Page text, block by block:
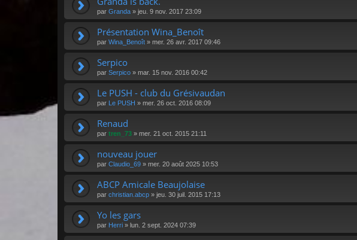
par Granda » jeu. 9 nov. 2017 23:09
Présentation Wina_Benoît
par Wina_Benoît » mer. 26 avr. 2017 09:46
Serpico
par Serpico » mar. 15 nov. 2016 00:42
Le PUSH - club du Grésivaudan
par Le PUSH » mer. 26 oct. 2016 08:09
Renaud
par tren_73 » mer. 21 oct. 2015 21:11
nouveau jouer
par Claudio_69 » mer. 20 août 2025 10:53
ABCP Amicale Beaujolaise
par christian.abcp » jeu. 30 juil. 2015 17:13
Yo les gars
par Herri » lun. 2 sept. 2024 07:39